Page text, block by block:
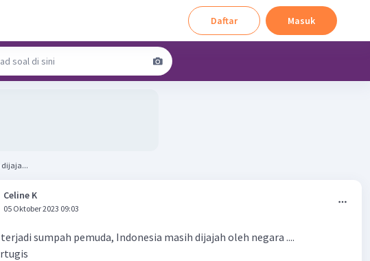
Daftar Masuk
Celine K
05 Oktober 2023 09:03
sumpah pemuda, Indonesia masih dijajah oleh negara ....